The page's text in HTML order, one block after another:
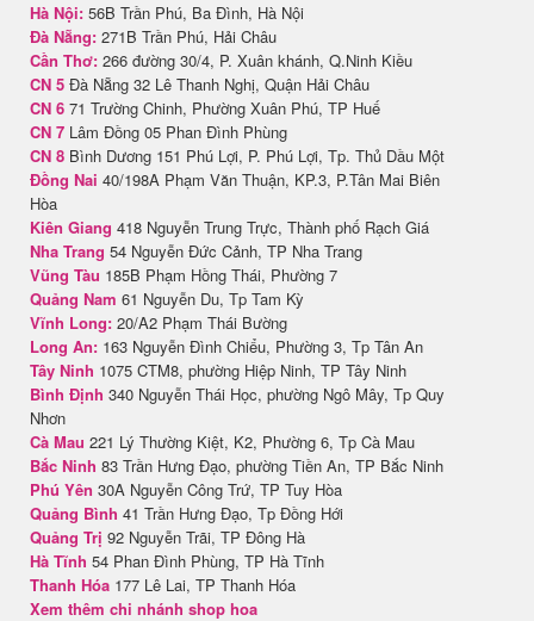
Hà Nội: 56B Trần Phú, Ba Đình, Hà Nội
Đà Nẵng: 271B Trần Phú, Hải Châu
Cần Thơ: 266 đường 30/4, P. Xuân khánh, Q.Ninh Kiều
CN 5 Đà Nẵng 32 Lê Thanh Nghị, Quận Hải Châu
CN 6 71 Trường Chinh, Phường Xuân Phú, TP Huế
CN 7 Lâm Đồng 05 Phan Đình Phùng
CN 8 Bình Dương 151 Phú Lợi, P. Phú Lợi, Tp. Thủ Dầu Một
Đồng Nai 40/198A Phạm Văn Thuận, KP.3, P.Tân Mai Biên
Hòa
Kiên Giang 418 Nguyễn Trung Trực, Thành phố Rạch Giá
Nha Trang 54 Nguyễn Đức Cảnh, TP Nha Trang
Vũng Tàu 185B Phạm Hồng Thái, Phường 7
Quảng Nam 61 Nguyễn Du, Tp Tam Kỳ
Vĩnh Long: 20/A2 Phạm Thái Bường
Long An: 163 Nguyễn Đình Chiểu, Phường 3, Tp Tân An
Tây Ninh 1075 CTM8, phường Hiệp Ninh, TP Tây Ninh
Bình Định 340 Nguyễn Thái Học, phường Ngô Mây, Tp Quy
Nhơn
Cà Mau 221 Lý Thường Kiệt, K2, Phường 6, Tp Cà Mau
Bắc Ninh 83 Trần Hưng Đạo, phường Tiền An, TP Bắc Ninh
Phú Yên 30A Nguyễn Công Trứ, TP Tuy Hòa
Quảng Bình 41 Trần Hưng Đạo, Tp Đồng Hới
Quảng Trị 92 Nguyễn Trãi, TP Đông Hà
Hà Tĩnh 54 Phan Đình Phùng, TP Hà Tĩnh
Thanh Hóa 177 Lê Lai, TP Thanh Hóa
Xem thêm chi nhánh shop hoa